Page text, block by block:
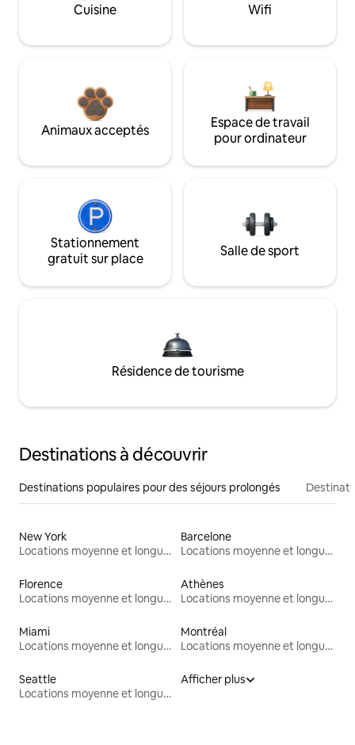
Cuisine Wifi
Animaux acceptés
Espace de travail
pour ordinateur
Stationnement
gratuit sur place
Salle de sport
Résidence de tourisme
Destinations à découvrir
Destinations populaires pour des séjours prolongés
New York
Locations moyenne et longue durée
Barcelone
Locations moyenne et longue durée
Florence
Locations moyenne et longue durée
Athènes
Locations moyenne et longue durée
Miami
Locations moyenne et longue durée
Montréal
Locations moyenne et longue durée
Seattle
Locations moyenne et longue durée
Afficher plus